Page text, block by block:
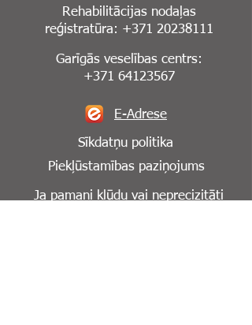
Rehabilitācijas nodaļas
reģistratūra: +371 20238111
Garīgās veselības centrs:
+371 64123567
E-Adrese
Sīkdatņu politika
Piekļūstamības paziņojums
Ja pamani kļūdu vai neprecizitāti